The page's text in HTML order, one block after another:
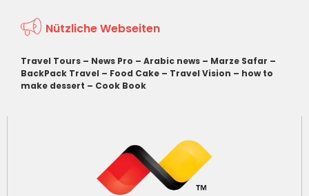
Nützliche Webseiten
Travel Tours – News Pro – Arabic news – Marze Safar –
BackPack Travel – Food Cake – Travel Vision – how to
make dessert – Cook Book